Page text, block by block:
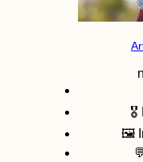
🎖️
🖼️